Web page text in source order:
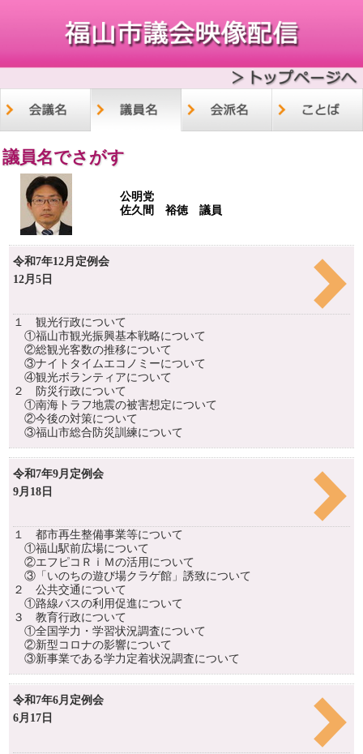
議員名でさがす
公明党
佐久間 裕徳 議員
令和7年12月定例会
12月5日
１ 観光行政について
①福山市観光振興基本戦略について
②総観光客数の推移について
③ナイトタイムエコノミーについて
④観光ボランティアについて
２ 防災行政について
①南海トラフ地震の被害想定について
②今後の対策について
③福山市総合防災訓練について
令和7年9月定例会
9月18日
１ 都市再生整備事業等について
①福山駅前広場について
②エフピコＲｉＭの活用について
③「いのちの遊び場クラゲ館」誘致について
２ 公共交通について
①路線バスの利用促進について
３ 教育行政について
①全国学力・学習状況調査について
②新型コロナの影響について
③新事業である学力定着状況調査について
令和7年6月定例会
6月17日